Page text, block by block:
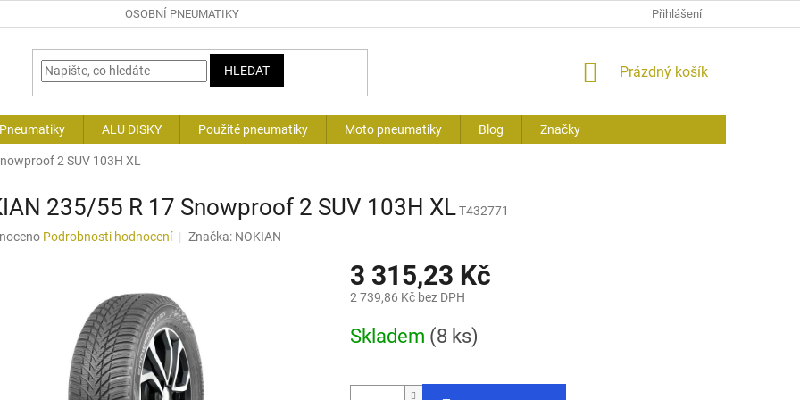
OSOBNÍ PNEUMATIKY Přihlášení
HLEDAT
NÁKUPNÍ
Prázdný košík
ALU DISKY Použité pneumatiky Moto pneumatiky Blog Značky
2 SUV 103H XL
235/55 R 17 Snowproof 2 SUV 103H XLT432771
Podrobnosti hodnocení Značka: NOKIAN
3 315,23 Kč
2 739,86 Kč bez DPH
cena:
Skladem (8 ks)